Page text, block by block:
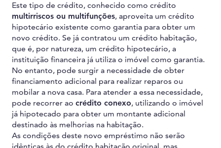
Este tipo de crédito, conhecido como crédito
multirriscos ou multifunções, aproveita um crédito
hipotecário existente como garantia para obter um
novo crédito. Se já contratou um crédito habitação,
que é, por natureza, um crédito hipotecário, a
instituição financeira já utiliza o imóvel como garantia.
No entanto, pode surgir a necessidade de obter
financiamento adicional para realizar reparos ou
mobilar a nova casa. Para atender a essa necessidade,
pode recorrer ao crédito conexo, utilizando o imóvel
já hipotecado para obter um montante adicional
destinado às melhorias na habitação.
As condições deste novo empréstimo não serão